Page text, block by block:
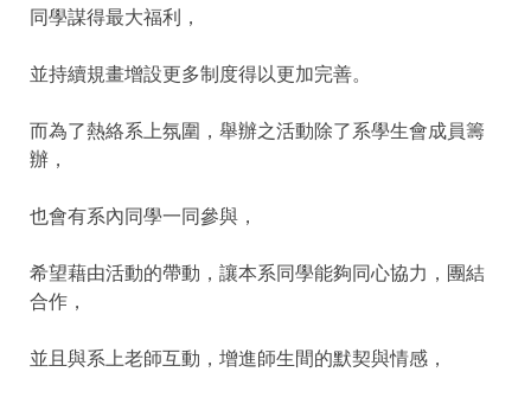
同學謀得最大福利，
並持續規畫增設更多制度得以更加完善。
而為了熱絡系上氛圍，舉辦之活動除了系學生會成員籌
辦，
也會有系內同學一同參與，
希望藉由活動的帶動，讓本系同學能夠同心協力，團結
合作，
並且與系上老師互動，增進師生間的默契與情感，